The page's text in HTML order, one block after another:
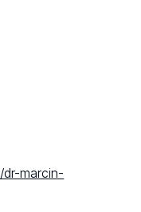
dr-marcin-